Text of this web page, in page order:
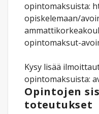
opintomaksuista:
opiskelemaan/
opintomaksut-
Kysy lisää
opintomaksuista:
Opintojen
toteutukset